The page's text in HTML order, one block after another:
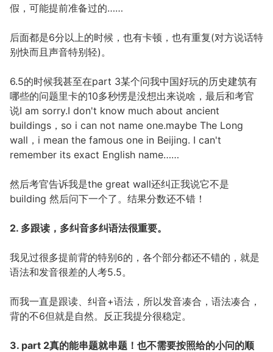
假，可能提前准备过的……
后面都是6分以上的时候，也有卡顿，也有重复(对方说话特
别快而且声音特别轻)。
6.5的时候我甚至在part 3某个问我中国好玩的历史建筑有
哪些的问题里卡的10多秒愣是没想出来说啥，最后和考官
说I am sorry.I don't know much about ancient
buildings，so i can not name one.maybe The Long
wall，i mean the famous one in Beijing. I can't
remember its exact English name……
然后考官告诉我是the great wall还纠正我说它不是
building 然后问下一个了。结果分数还不错！
2. 多跟读，多纠音多纠语法很重要。
我见过很多提前背的特别6的，各个部分都还不错的，就是
语法和发音很差的人考5.5。
而我一直是跟读、纠音+语法，所以发音凑合，语法凑合，
背的不6但就是自然。反正我提分很稳定。
3. part 2真的能串题就串题！也不需要按照给的小问的顺